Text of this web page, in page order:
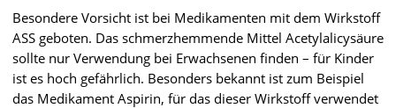
Besondere Vorsicht ist bei Medikamenten mit dem Wirkstoff
ASS geboten. Das schmerzhemmende Mittel Acetylalicysäure
sollte nur Verwendung bei Erwachsenen finden – für Kinder
ist es hoch gefährlich. Besonders bekannt ist zum Beispiel
das Medikament Aspirin, für das dieser Wirkstoff verwendet